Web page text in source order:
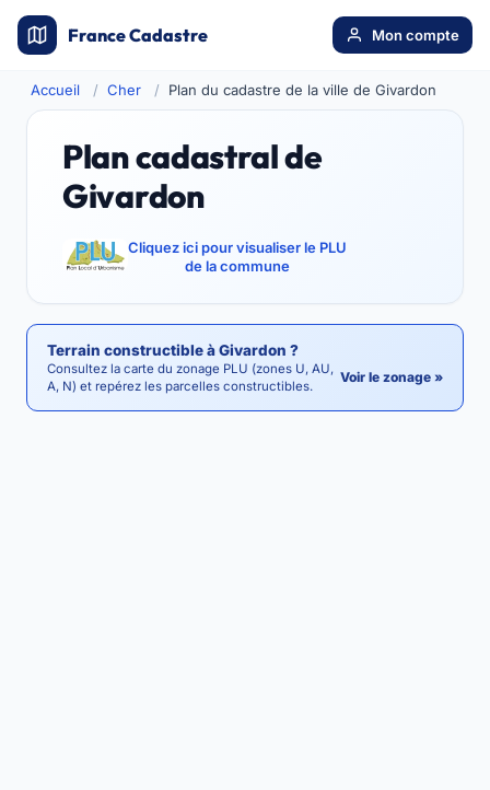
France Cadastre Mon compte
Accueil Cher Plan du cadastre de la ville de Givardon
Plan cadastral de
Givardon
Cliquez ici pour visualiser le PLU
de la commune
Terrain constructible à Givardon ?
Consultez la carte du zonage PLU (zones U, AU,
A, N) et repérez les parcelles constructibles.
Voir le zonage »